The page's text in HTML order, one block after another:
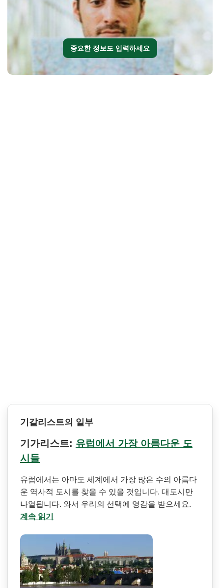
중요한 정보도 입력하세요
기갈리스트의 일부
기가리스트: 유럽에서 가장 아름다운 도
시들
유럽에서는 아마도 세계에서 가장 많은 수의 아름다
운 역사적 도시를 찾을 수 있을 것입니다. 대도시만
나열됩니다. 와서 우리의 선택에 영감을 받으세요.
계속 읽기